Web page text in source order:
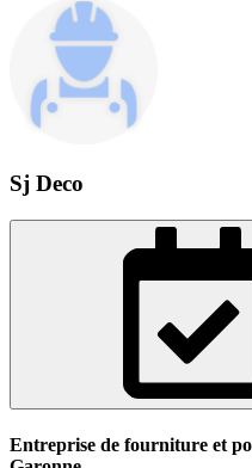
Sj Deco
Entreprise de fourniture et